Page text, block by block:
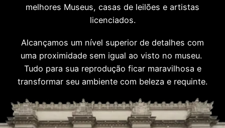
melhores Museus, casas de leilões e artistas
licenciados.
Alcançamos um nível superior de detalhes com
uma proximidade sem igual ao visto no museu.
Tudo para sua reprodução ficar maravilhosa e
transformar seu ambiente com beleza e requinte.